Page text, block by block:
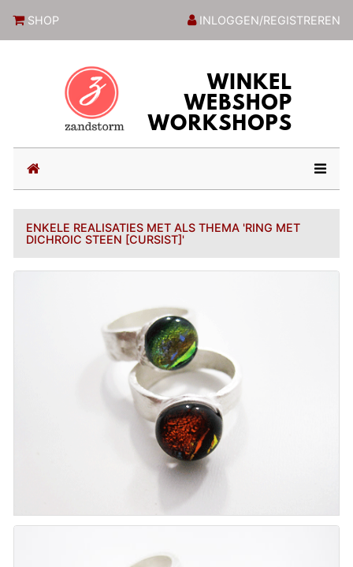
SHOP INLOGGEN/REGISTREREN
(current)
ENKELE REALISATIES MET ALS THEMA 'RING MET
DICHROIC STEEN [CURSIST]'